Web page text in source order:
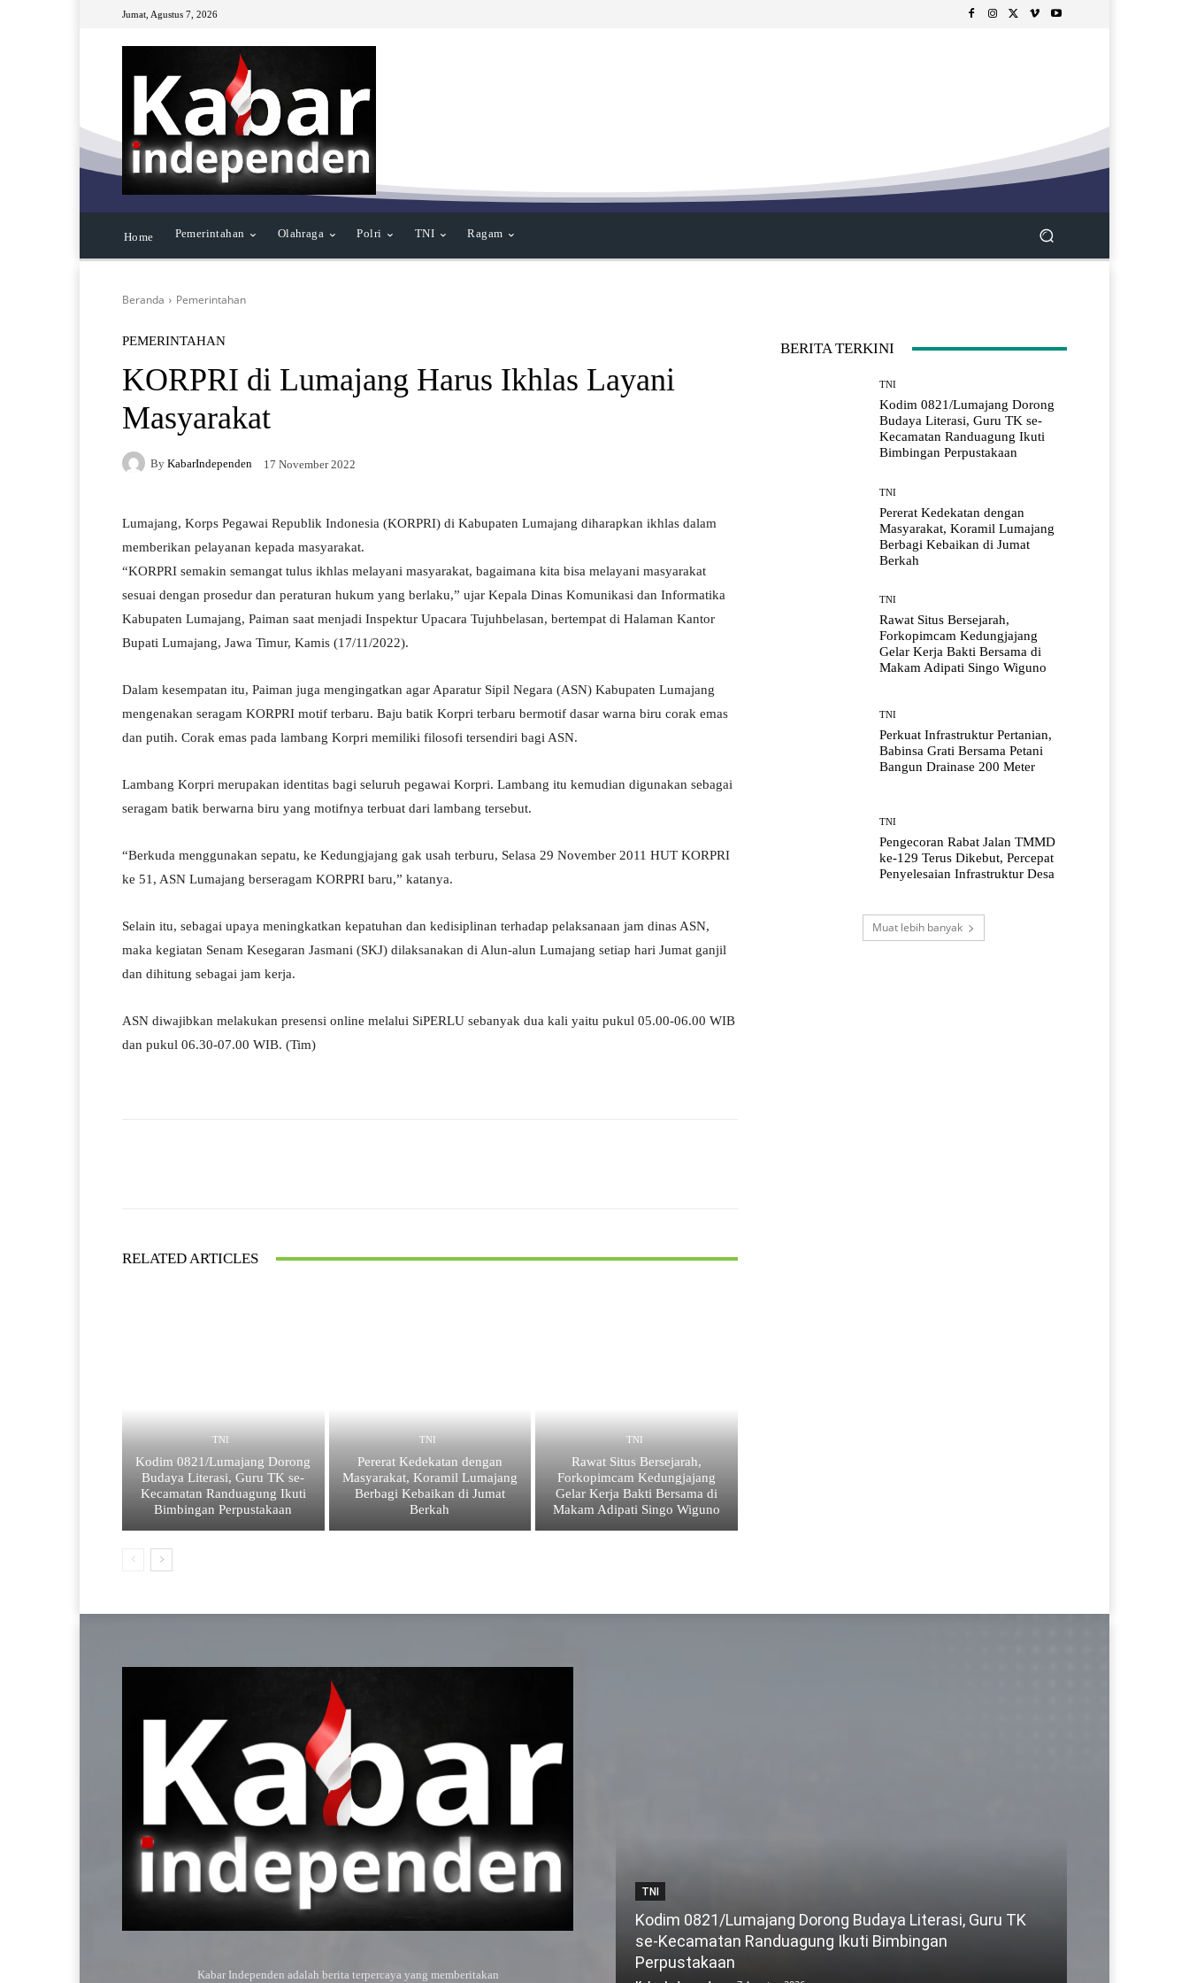
Jumat, Agustus 7, 2026
Home Pemerintahan Olahraga Polri TNI Ragam
Beranda Pemerintahan
PEMERINTAHAN
KORPRI di Lumajang Harus Ikhlas Layani
Masyarakat
By KabarIndependen 17 November 2022
Lumajang, Korps Pegawai Republik Indonesia (KORPRI) di Kabupaten Lumajang diharapkan ikhlas dalam
memberikan pelayanan kepada masyarakat.
“KORPRI semakin semangat tulus ikhlas melayani masyarakat, bagaimana kita bisa melayani masyarakat
sesuai dengan prosedur dan peraturan hukum yang berlaku,” ujar Kepala Dinas Komunikasi dan Informatika
Kabupaten Lumajang, Paiman saat menjadi Inspektur Upacara Tujuhbelasan, bertempat di Halaman Kantor
Bupati Lumajang, Jawa Timur, Kamis (17/11/2022).
Dalam kesempatan itu, Paiman juga mengingatkan agar Aparatur Sipil Negara (ASN) Kabupaten Lumajang
mengenakan seragam KORPRI motif terbaru. Baju batik Korpri terbaru bermotif dasar warna biru corak emas
dan putih. Corak emas pada lambang Korpri memiliki filosofi tersendiri bagi ASN.
Lambang Korpri merupakan identitas bagi seluruh pegawai Korpri. Lambang itu kemudian digunakan sebagai
seragam batik berwarna biru yang motifnya terbuat dari lambang tersebut.
“Berkuda menggunakan sepatu, ke Kedungjajang gak usah terburu, Selasa 29 November 2011 HUT KORPRI
ke 51, ASN Lumajang berseragam KORPRI baru,” katanya.
Selain itu, sebagai upaya meningkatkan kepatuhan dan kedisiplinan terhadap pelaksanaan jam dinas ASN,
maka kegiatan Senam Kesegaran Jasmani (SKJ) dilaksanakan di Alun-alun Lumajang setiap hari Jumat ganjil
dan dihitung sebagai jam kerja.
ASN diwajibkan melakukan presensi online melalui SiPERLU sebanyak dua kali yaitu pukul 05.00-06.00 WIB
dan pukul 06.30-07.00 WIB. (Tim)
RELATED ARTICLES
TNI
Kodim 0821/Lumajang Dorong
Budaya Literasi, Guru TK se-
Kecamatan Randuagung Ikuti
Bimbingan Perpustakaan
TNI
Pererat Kedekatan dengan
Masyarakat, Koramil Lumajang
Berbagi Kebaikan di Jumat
Berkah
TNI
Rawat Situs Bersejarah,
Forkopimcam Kedungjajang
Gelar Kerja Bakti Bersama di
Makam Adipati Singo Wiguno
BERITA TERKINI
TNI
Kodim 0821/Lumajang Dorong
Budaya Literasi, Guru TK se-
Kecamatan Randuagung Ikuti
Bimbingan Perpustakaan
TNI
Pererat Kedekatan dengan
Masyarakat, Koramil Lumajang
Berbagi Kebaikan di Jumat
Berkah
TNI
Rawat Situs Bersejarah,
Forkopimcam Kedungjajang
Gelar Kerja Bakti Bersama di
Makam Adipati Singo Wiguno
TNI
Perkuat Infrastruktur Pertanian,
Babinsa Grati Bersama Petani
Bangun Drainase 200 Meter
TNI
Pengecoran Rabat Jalan TMMD
ke-129 Terus Dikebut, Percepat
Penyelesaian Infrastruktur Desa
Muat lebih banyak
Kabar Independen adalah berita terpercaya yang memberitakan
TNI
Kodim 0821/Lumajang Dorong Budaya Literasi, Guru TK
se-Kecamatan Randuagung Ikuti Bimbingan
Perpustakaan